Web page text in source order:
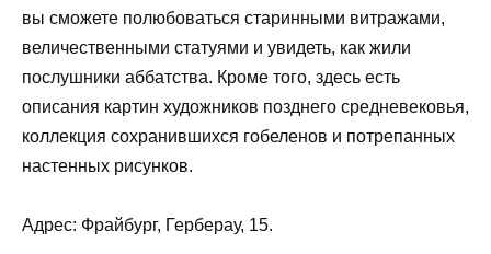
вы сможете полюбоваться старинными витражами,
величественными статуями и увидеть, как жили
послушники аббатства. Кроме того, здесь есть
описания картин художников позднего средневековья,
коллекция сохранившихся гобеленов и потрепанных
настенных рисунков.
Адрес: Фрайбург, Герберау, 15.